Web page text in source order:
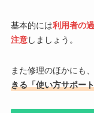
基本的には利用者の
注意しましょう。
また修理のほかにも、
きる「使い方サポート